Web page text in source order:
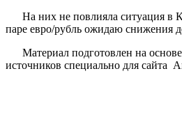
На них не повлияла ситуация в
паре евро/рубль ожидаю снижения
Материал подготовлен на
источников специально для сайта